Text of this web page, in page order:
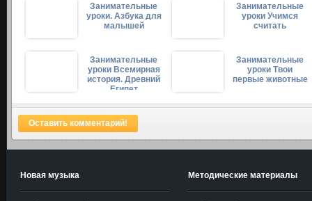
Занимательные
уроки. Азбука для
малышей
Занимательные
уроки Учимся
считать
Занимательные
уроки Всемирная
история. Древний
Египет
Занимательные
уроки Твои
первые животные
Оставить комментарий!
Новая музыка Методические материалы